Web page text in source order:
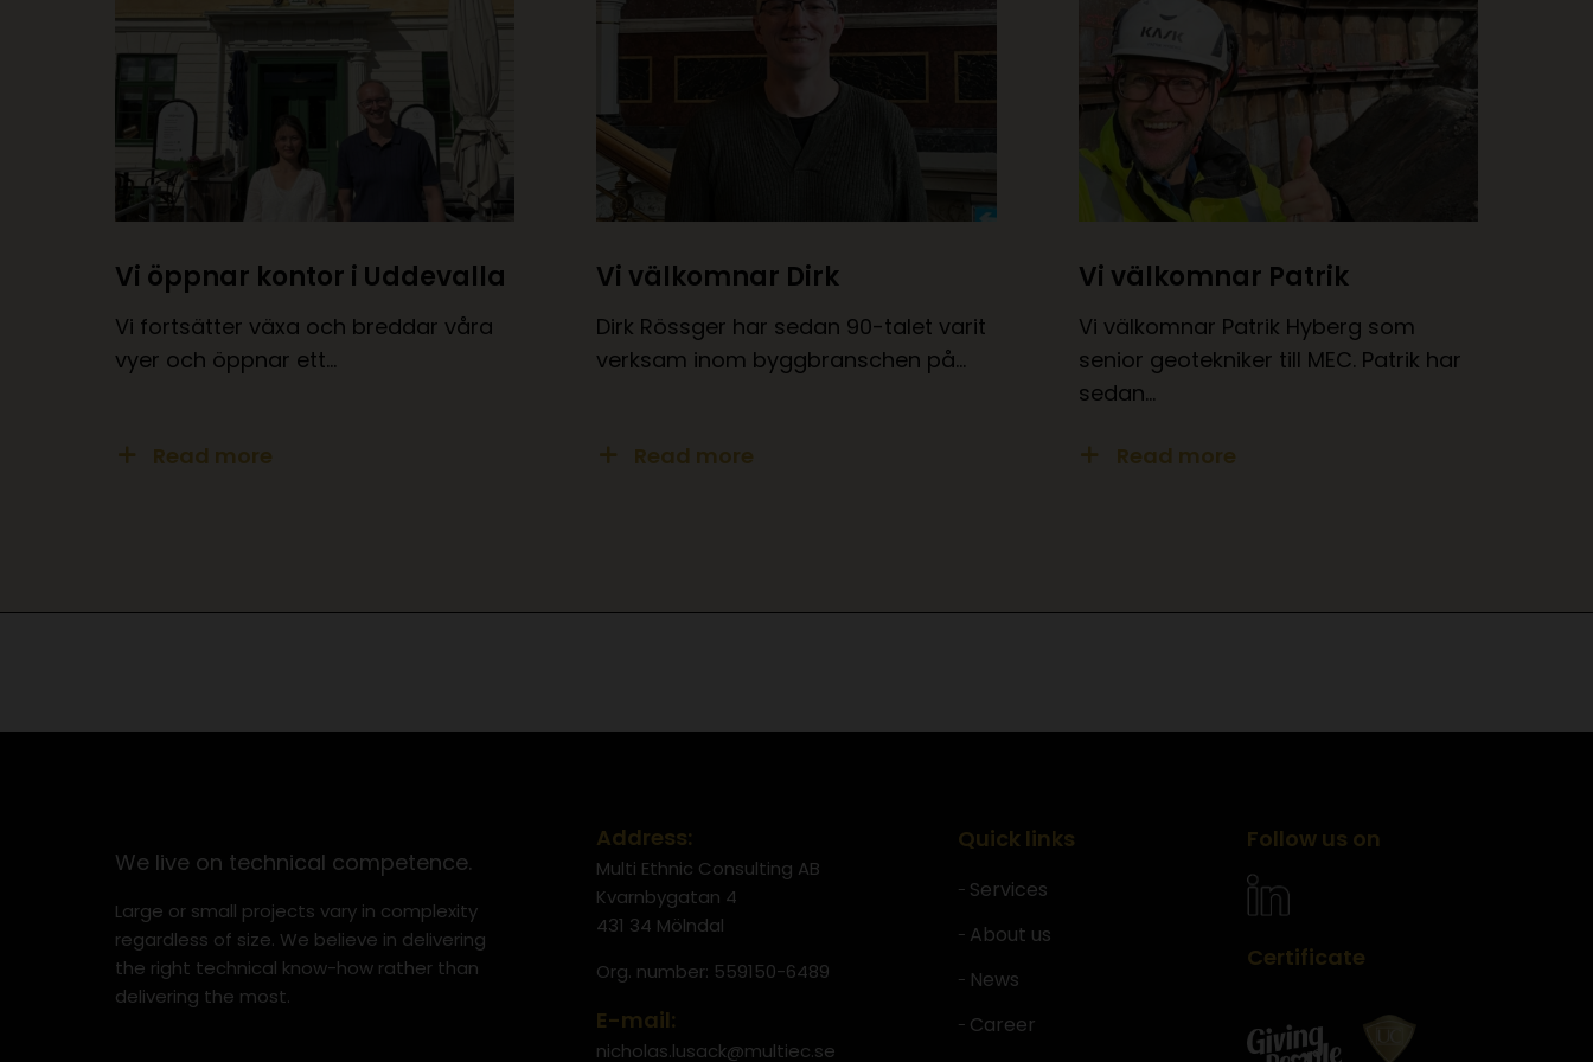
Vi öppnar kontor i Uddevalla
Vi fortsätter växa och breddar våra
vyer och öppnar ett…
Read more
Vi välkomnar Dirk
Dirk Rössger har sedan 90-talet varit
verksam inom byggbranschen på…
Read more
Vi välkomnar Patrik
Vi välkomnar Patrik Hyberg som
senior geotekniker till MEC. Patrik har
sedan…
Read more
We live on technical competence.
Large or small projects vary in complexity
regardless of size. We believe in delivering
the right technical know-how rather than
delivering the most.
Address:
Multi Ethnic Consulting AB
Kvarnbygatan 4
431 34 Mölndal
Org. number: 559150-6489
E-mail:
nicholas.lusack@multiec.se
Quick links
Services
About us
News
Career
Follow us on
Certificate